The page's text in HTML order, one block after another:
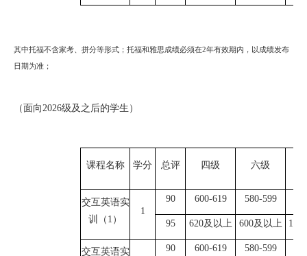
其中托福不含家考、拼分等形式；托福和雅思成绩必须在2年有效期内，以成绩发布
日期为准；
（面向 2026级及之后的学生）
课程名称 学分 总评 四级 六级
交互英语实
训（ 1）
1
90 600-619 580-599
95 620及以上 600及以上 100
交互英语实
90 600-619 580-599